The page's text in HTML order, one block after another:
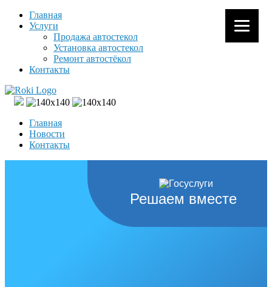
Главная
Услуги
Продажа автостекол
Установка автостекол
Ремонт автостёкол
Контакты
Главная
Новости
Контакты
Решаем вместе